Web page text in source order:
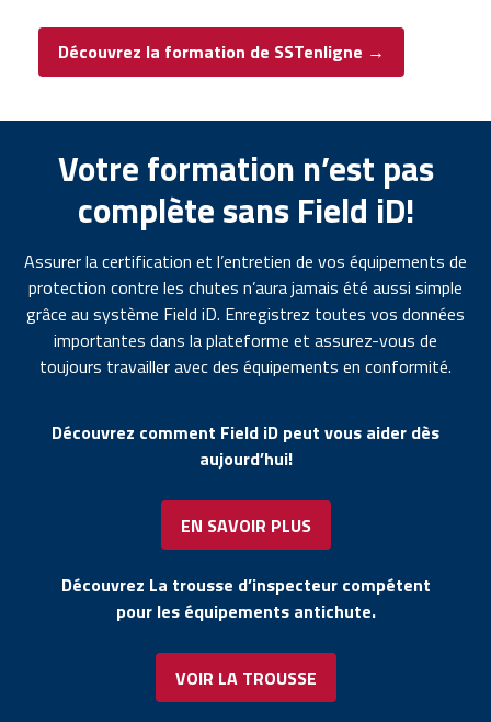
Découvrez la formation de SSTenligne →
Votre formation n’est pas
complète sans Field iD!
Assurer la certification et l’entretien de vos équipements de
protection contre les chutes n’aura jamais été aussi simple
grâce au système Field iD. Enregistrez toutes vos données
importantes dans la plateforme et assurez-vous de
toujours travailler avec des équipements en conformité.
Découvrez comment Field iD peut vous aider dès
aujourd’hui!
EN SAVOIR PLUS
Découvrez La trousse d’inspecteur compétent
pour les équipements antichute.
VOIR LA TROUSSE